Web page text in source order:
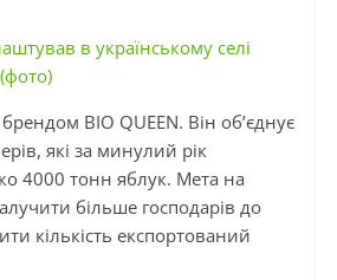
в українському селі
BIO QUEEN. Він об’єднує
які за минулий рік
4000 тонн яблук. Мета на
більше господарів до
кількість експортований